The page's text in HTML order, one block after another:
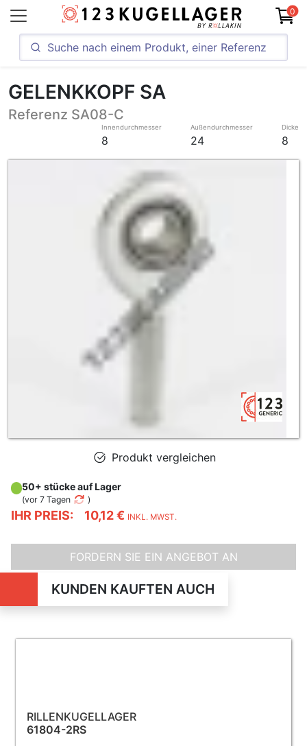
0
GELENKKOPF SA
Referenz SA08-C
Innendurchmesser
8
Außendurchmesser
24
Dicke
8
Produkt vergleichen
IHR PREIS: 10,12 € INKL. MWST.
50+ stücke auf Lager
(vor 7 Tagen )
FORDERN SIE EIN ANGEBOT AN
KUNDEN KAUFTEN AUCH
RILLENKUGELLAGER
61804-2RS